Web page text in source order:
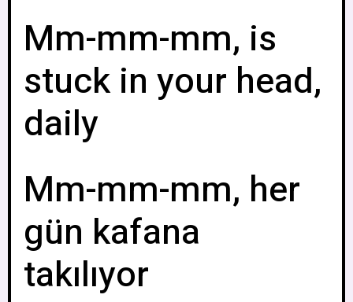
Mm-mm-mm, is
stuck in your head,
daily
Mm-mm-mm, her
gün kafana
takılıyor